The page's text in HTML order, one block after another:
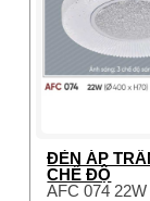
ĐÈN ÁP
CHẾ ĐỘ
AFC 074 22W